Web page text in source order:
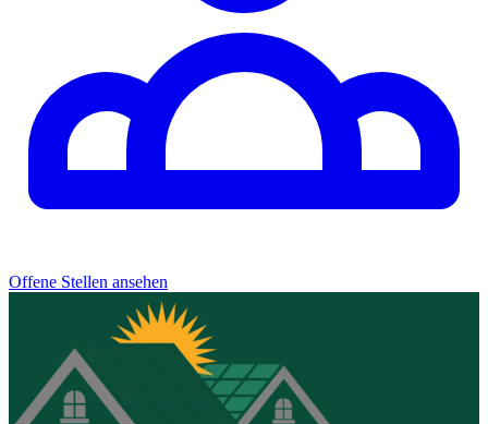
Offene Stellen ansehen